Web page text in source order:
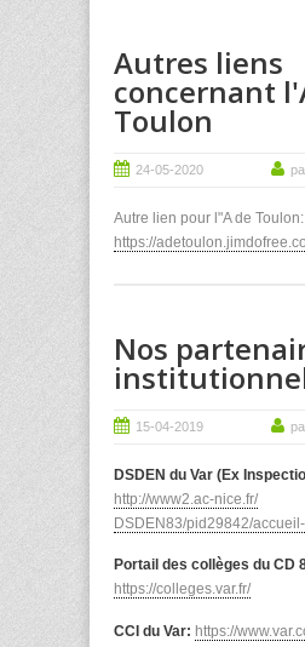
Autres liens
concernant
Toulon
24-05-2020
Autre lien pour l"A de Toulon:
https://
Nos
15-04-2019
DSDEN du Var (Ex
http://www2.ac-nice.fr/
DSDEN83/pid29842/accueil-
Portail des collèges du CD
https://colleges.var.fr/
CCI du Var: https://